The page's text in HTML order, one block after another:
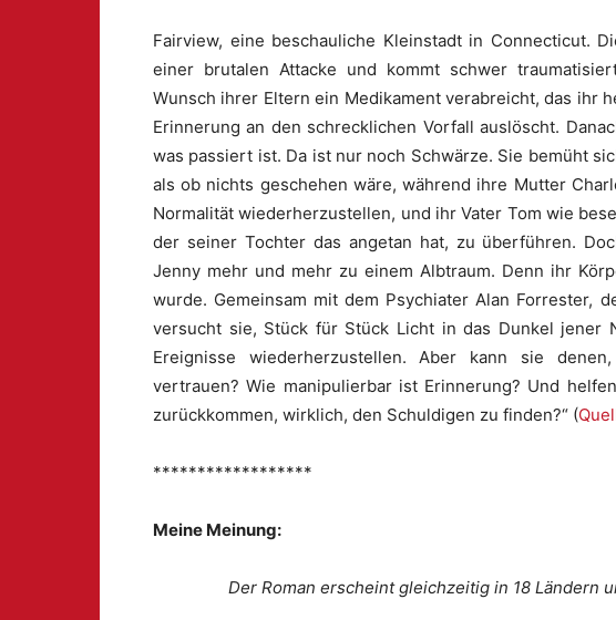
Fairview, eine beschauliche Kleinstadt in Connecticut.
einer brutalen Attacke und kommt schwer
Wunsch ihrer Eltern ein Medikament verabreicht, das ihr
Erinnerung an den schrecklichen Vorfall auslöscht.
was passiert ist. Da ist nur noch Schwärze. Sie bemüht
als ob nichts geschehen wäre, während ihre Mutter
Normalität wiederherzustellen, und ihr Vater Tom wie
der seiner Tochter das angetan hat, zu überführen.
Jenny mehr und mehr zu einem Albtraum. Denn ihr
wurde. Gemeinsam mit dem Psychiater Alan Forrester,
versucht sie, Stück für Stück Licht in das Dunkel jener
Ereignisse wiederherzustellen. Aber kann sie
vertrauen? Wie manipulierbar ist Erinnerung? Und
zurückkommen, wirklich, den Schuldigen zu finden?“ (
******************
Meine Meinung:
Der Roman erscheint gleichzeitig in 18 Ländern